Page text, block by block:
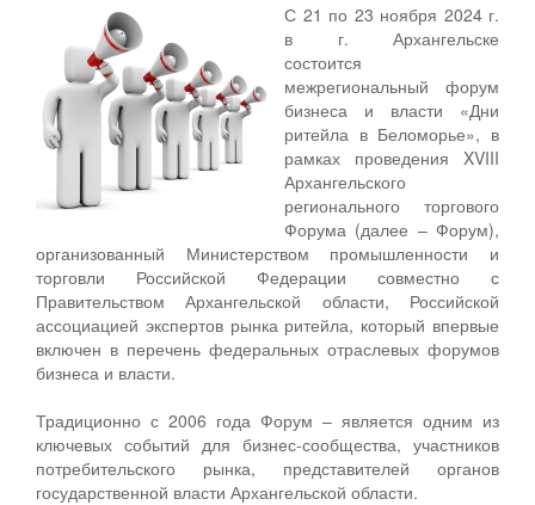
С 21 по 23 ноября 2024 г.
в г. Архангельске
состоится
межрегиональный форум
бизнеса и власти «Дни
ритейла в Беломорье», в
рамках проведения XVIII
Архангельского
регионального торгового
Форума (далее – Форум),
организованный Министерством промышленности и
торговли Российской Федерации совместно с
Правительством Архангельской области, Российской
ассоциацией экспертов рынка ритейла, который впервые
включен в перечень федеральных отраслевых форумов
бизнеса и власти.
Традиционно с 2006 года Форум – является одним из
ключевых событий для бизнес-сообщества, участников
потребительского рынка, представителей органов
государственной власти Архангельской области.